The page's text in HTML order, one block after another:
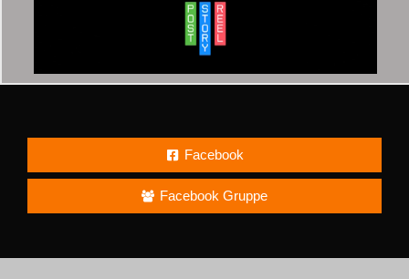
Facebook
Facebook Gruppe